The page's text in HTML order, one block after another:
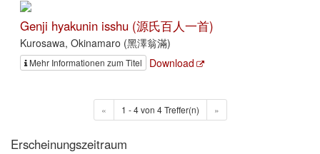
Genji hyakunin isshu (源氏百人一首)
Kurosawa, Okinamaro (黑澤翁滿)
Mehr Informationen zum Titel Download
« 1 - 4 von 4 Treffer(n) »
Erscheinungszeitraum